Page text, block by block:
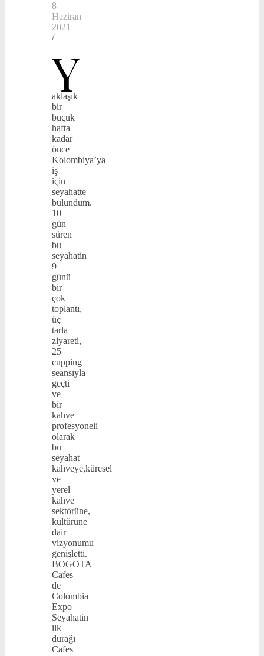
8
Haziran
2021
/
Y
aklaşık
bir
buçuk
hafta
kadar
önce
Kolombiya’ya
iş
için
seyahatte
bulundum.
10
gün
süren
bu
seyahatin
9
günü
bir
çok
toplantı,
üç
tarla
ziyareti,
25
cupping
seansıyla
geçti
ve
bir
kahve
profesyoneli
olarak
bu
seyahat
kahveye,küresel
ve
yerel
kahve
sektörüne,
kültürüne
dair
vizyonumu
genişletti.
BOGOTA
Cafes
de
Colombia
Expo
Seyahatin
ilk
durağı
Cafes